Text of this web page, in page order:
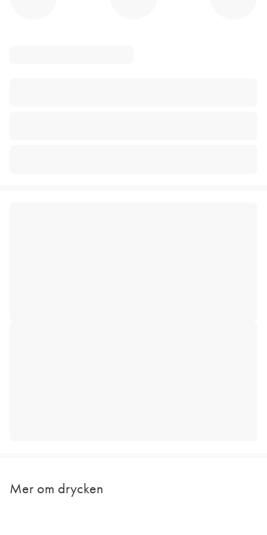
Mer om drycken